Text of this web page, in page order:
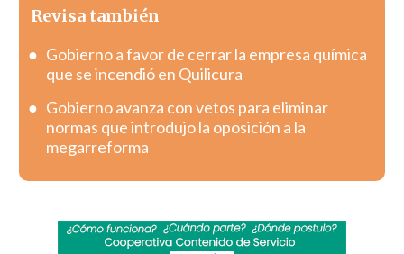
Revisa también
Gobierno a favor de cerrar la empresa química
que se incendió en Quilicura
Gobierno avanza con vetos para eliminar
normas que introdujo la oposición a la
megarreforma